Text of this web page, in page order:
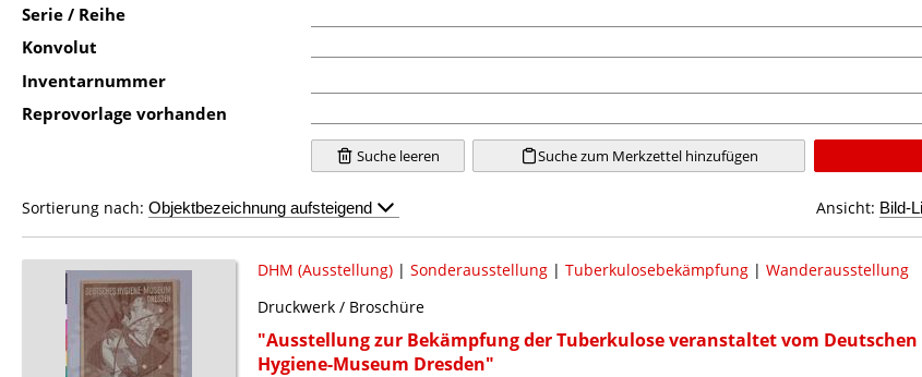
Serie / Reihe
Konvolut
Inventarnummer
Reprovorlage vorhanden
Suche leeren Suche zum Merkzettel hinzufügen
Ansicht:
Sortierung nach:
DHM (Ausstellung)| Sonderausstellung| Tuberkulosebekämpfung| Wanderausstellung
Druckwerk / Broschüre
"Ausstellung zur Bekämpfung der Tuberkulose veranstaltet vom Deutschen
Hygiene-Museum Dresden"